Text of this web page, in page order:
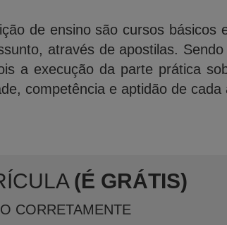
de ensino são cursos
através de apostilas.
a execução da parte prática
competência e aptidão de cada
(É GRÁTIS)
CORRETAMENTE